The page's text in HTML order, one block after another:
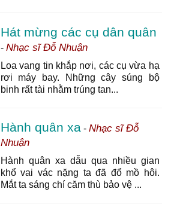
Hát mừng các cụ dân quân
- Nhạc sĩ Đỗ Nhuận
Loa vang tin khắp nơi, các cụ vừa hạ
rơi máy bay. Những cây súng bộ
binh rất tài nhằm trúng tan...
Hành quân xa- Nhạc sĩ Đỗ
Nhuận
Hành quân xa dẫu qua nhiều gian
khổ vai vác nặng ta đã đổ mồ hôi.
Mắt ta sáng chí căm thù bảo vệ ...